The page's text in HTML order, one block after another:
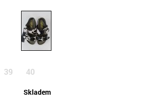
skladem
39 40